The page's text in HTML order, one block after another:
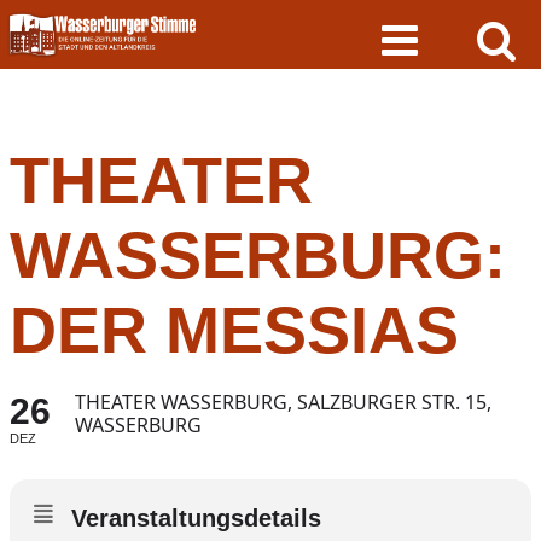
Skip
to
content
THEATER
WASSERBURG:
DER MESSIAS
26
DEZ
THEATER WASSERBURG, SALZBURGER STR. 15,
WASSERBURG
Veranstaltungsdetails